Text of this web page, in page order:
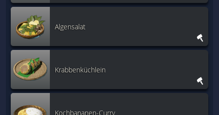
Algensalat
Krabbenküchlein
Kochbananen-Curry